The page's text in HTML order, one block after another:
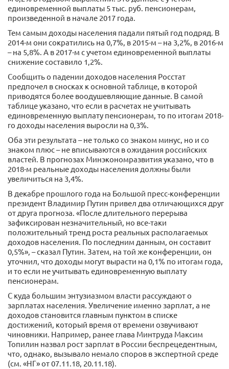
единовременной выплаты 5 тыс. руб. пенсионерам,
произведенной в начале 2017 года.
Тем самым доходы населения падали пятый год подряд. В
2014-м они сократились на 0,7%, в 2015-м – на 3,2%, в 2016-м
– на 5,8%. А в 2017-м с учетом единовременной выплаты
снижение составило 1,2%.
Сообщить о падении доходов населения Росстат
предпочел в сносках к основной таблице, в которой
приводятся более воодушевляющие данные. В самой
таблице указано, что если в расчетах не учитывать
единовременную выплату пенсионерам, то по итогам 2018-
го доходы населения выросли на 0,3%.
Оба эти результата – не только со знаком минус, но и со
знаком плюс – не вписываются в ожидания российских
властей. В прогнозах Минэкономразвития указано, что в
2018-м реальные доходы населения должны были
увеличиться на 3,4%.
В декабре прошлого года на Большой пресс-конференции
президент Владимир Путин привел два отличающихся друг
от друга прогноза. «После длительного перерыва
зафиксирован незначительный, но все-таки
положительный тренд роста реальных располагаемых
доходов населения. По последним данным, он составит
0,5%», – сказал Путин. Затем, на той же конференции, он
уточнил, что доходы могут вырасти на 0,1% по итогам года,
и то если не учитывать единовременную выплату
пенсионерам.
С куда большим энтузиазмом власти рассуждают о
зарплатах населения. Увеличение именно зарплат, а не
доходов становится главным пунктом в списке
достижений, который время от времени озвучивают
чиновники. Например, ранее глава Минтруда Максим
Топилин назвал рост зарплат в России беспрецедентным,
что, однако, вызывало немало споров в экспертной среде
(см. «НГ» от 07.11.18, 20.11.18).